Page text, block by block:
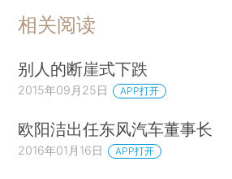
相关阅读
别人的断崖式下跌
2015年09月25日 APP打开
欧阳洁出任东风汽车董事长
2016年01月16日 APP打开